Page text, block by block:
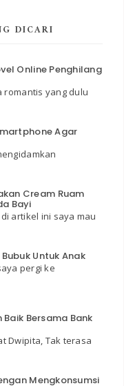
DICARI
Online Penghilang
romantis yang dulu
Agar
Cream Ruam
Bayi
artikel ini saya mau
Untuk Anak
pergi ke
Bersama Bank
Dwipita, Tak terasa
Mengkonsumsi